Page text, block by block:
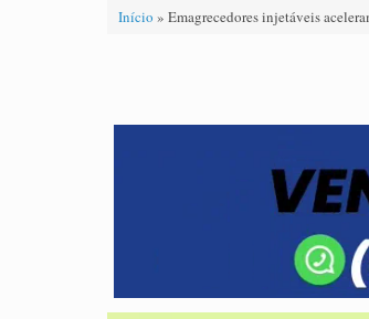
Início » Emagrecedores injetáveis